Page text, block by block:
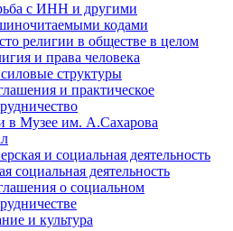
с ИНН и другими
кодами
религии в обществе в целом
и права человека
структуры
и практическое
в Музее им. А.Сахарова
и социальная деятельность
социальная деятельность
о социальном
и культура